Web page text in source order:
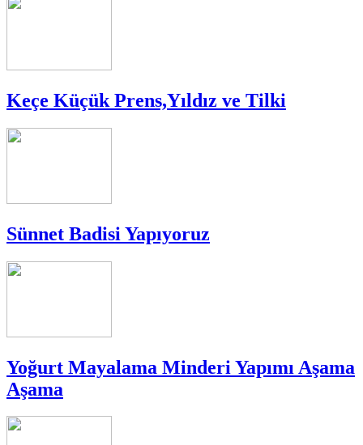
Keçe Küçük Prens,Yıldız ve Tilki
Sünnet Badisi Yapıyoruz
Yoğurt Mayalama Minderi Yapımı Aşama
Aşama